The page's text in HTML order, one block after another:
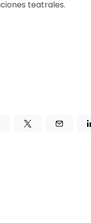
teatrales.